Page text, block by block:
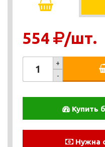
554 /шт.
+
-
Купить
Нужна